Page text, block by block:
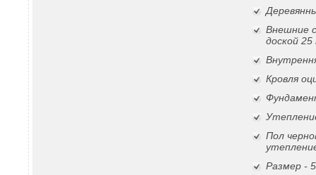
Внешние
доской
Кровля
Пол
Размер -